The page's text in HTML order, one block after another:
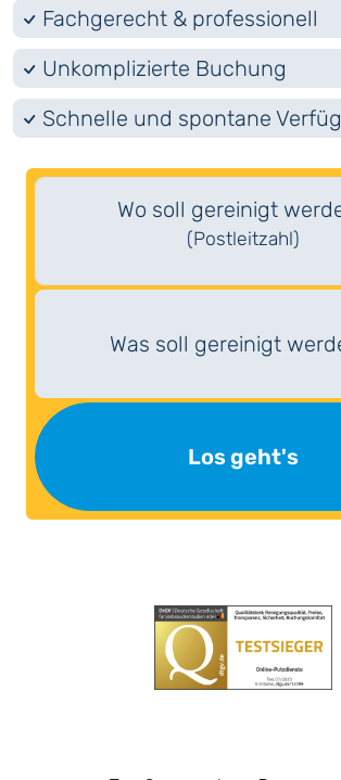
Fachgerecht & professionell
Unkomplizierte Buchung
Schnelle und spontane
Wo soll gereinigt
(Postleitzahl)
Was soll gereinigt
Los geht's